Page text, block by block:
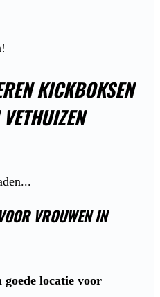
KICKBOKSEN
VROUWEN IN
goede locatie voor